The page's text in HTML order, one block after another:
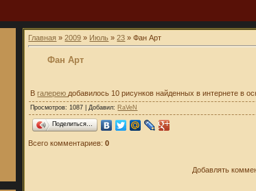
Главная »2009 » Июль » 23 » Фан Арт
Фан Арт
Вгалерею добавилось 10 рисунков найденных в интернете в
Просмотров: 1087 | Добавил: RaVeN
Поделиться…
Всего комментариев:0
Добавлять